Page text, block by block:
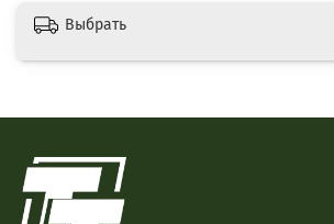
Выбрать